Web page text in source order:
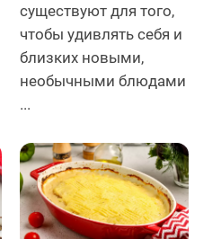
существуют для того,
чтобы удивлять себя и
близких новыми,
необычными блюдами
...